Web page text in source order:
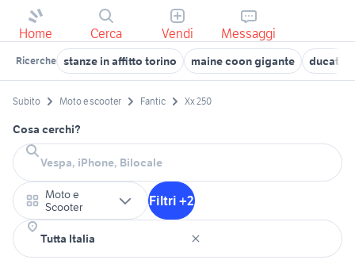
Home Cerca Vendi Messaggi
Ricerche stanze in affitto torino maine coon gigante ducati
Subito Moto e scooter Fantic Xx 250
Cosa cerchi?
Moto e
Scooter
Filtri +2